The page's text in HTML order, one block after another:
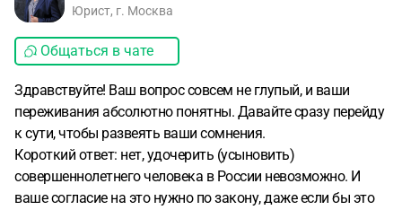
Юрист, г. Москва
Общаться в чате
Здравствуйте! Ваш вопрос совсем не глупый, и ваши
переживания абсолютно понятны. Давайте сразу перейду
к сути, чтобы развеять ваши сомнения.
Короткий ответ: нет, удочерить (усыновить)
совершеннолетнего человека в России невозможно. И
ваше согласие на это нужно по закону, даже если бы это